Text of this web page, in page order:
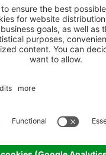
Informativa privacy
HAI LA
IVA?
Per
prezzi
ulteriori